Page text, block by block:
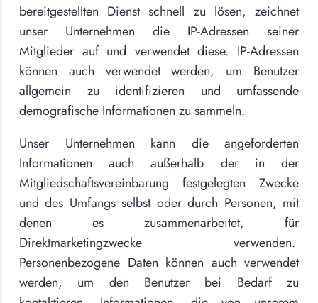
bereitgestellten Dienst schnell zu lösen, zeichnet
unser Unternehmen die IP-Adressen seiner
Mitglieder auf und verwendet diese. IP-Adressen
können auch verwendet werden, um Benutzer
allgemein zu identifizieren und umfassende
demografische Informationen zu sammeln.
Unser Unternehmen kann die angeforderten
Informationen auch außerhalb der in der
Mitgliedschaftsvereinbarung festgelegten Zwecke
und des Umfangs selbst oder durch Personen, mit
denen es zusammenarbeitet, für
Direktmarketingzwecke verwenden.
Personenbezogene Daten können auch verwendet
werden, um den Benutzer bei Bedarf zu